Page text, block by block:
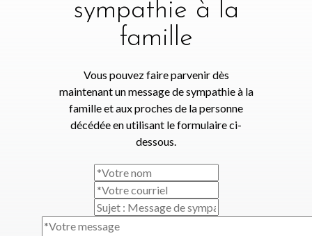
sympathie à la
famille
Vous pouvez faire parvenir dès
maintenant un message de sympathie à la
famille et aux proches de la personne
décédée en utilisant le formulaire ci-
dessous.